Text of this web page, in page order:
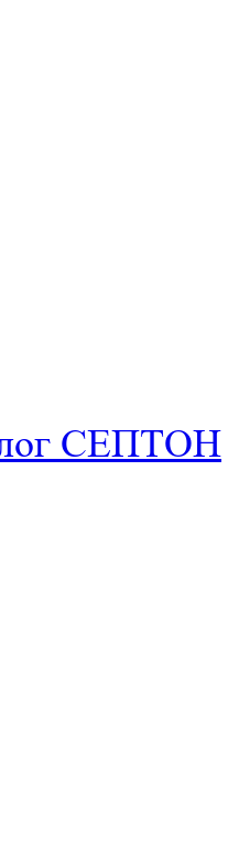
СЕПТОН